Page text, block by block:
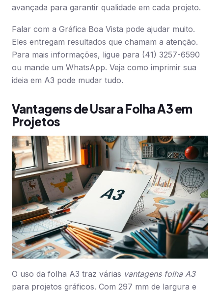
avançada para garantir qualidade em cada projeto.
Falar com a Gráfica Boa Vista pode ajudar muito.
Eles entregam resultados que chamam a atenção.
Para mais informações, ligue para (41) 3257-6590
ou mande um WhatsApp. Veja como imprimir sua
ideia em A3 pode mudar tudo.
Vantagens de Usar a Folha A3 em
Projetos
O uso da folha A3 traz várias vantagens folha A3
para projetos gráficos. Com 297 mm de largura e